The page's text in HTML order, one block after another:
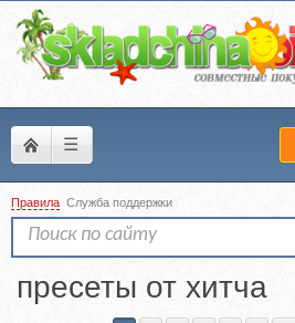
☰
Правила Служба поддержки
пресеты от хитча